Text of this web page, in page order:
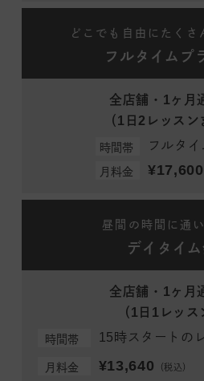
どこでも自由にたくさ
フルタイムプ
全店舗・1ヶ月
（1日2レッスン
時間帯 フルタイ
月料金 ¥17,600
昼間の時間に通
デイタイム
全店舗・1ヶ月
（1日1レッス
時間帯 15時スタートの
月料金 ¥13,640 （税込）